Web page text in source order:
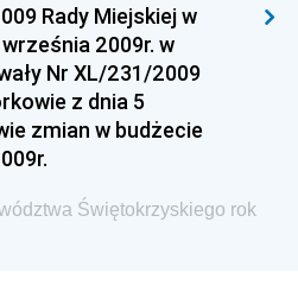
Sportu
Funduszy i Polityki
Aktywów Państwowych
Zdrowia
Środowiska i Głównego
Rady Miejskiej w
2009r. w
Nr XL/231/2009
z dnia 5
zmian w budżecie
Świętokrzyskiego rok